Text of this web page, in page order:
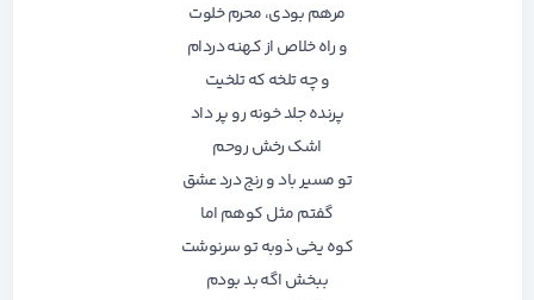
مرهم بودی، محرم خلوت
و راه خلاص از کهنه دردام
و چه تلخه که تلخیت
پرنده جلد خونه رو پر داد
اشک رخش روحم
تو مسیر باد و رنج درد عشق
گفتم مثل کوهم اما
کوه یخی ذوبه تو سرنوشت
ببخش اگه بد بودم